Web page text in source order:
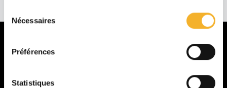
du Nécessaires
Préférences
Statistiques
Présentation